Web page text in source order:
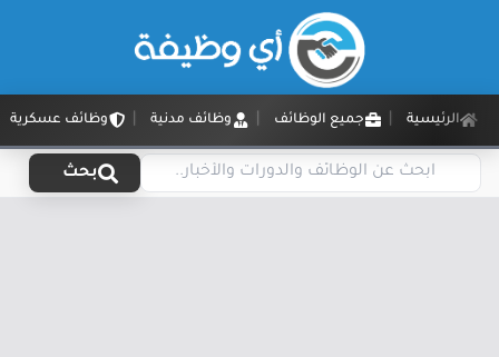
الرئيسية جميع الوظائف وظائف مدنية وظائف عسكرية
بحث